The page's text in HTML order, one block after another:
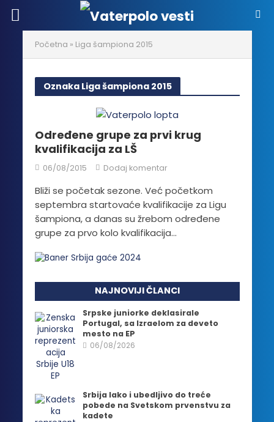
Početna » Liga šampiona 2015
Oznaka Liga šampiona 2015
Određene grupe za prvi krug
kvalifikacija za LŠ
06/08/2015 Dodaj komentar
Bliži se početak sezone. Već početkom
septembra startovaće kvalifikacije za Ligu
šampiona, a danas su žrebom određene
grupe za prvo kolo kvalifikacija...
NAJNOVIJI ČLANCI
Srpske juniorke deklasirale
Portugal, sa Izraelom za deveto
mesto na EP
06/08/2026
Srbija lako i ubedljivo do treće
pobede na Svetskom prvenstvu za
kadete